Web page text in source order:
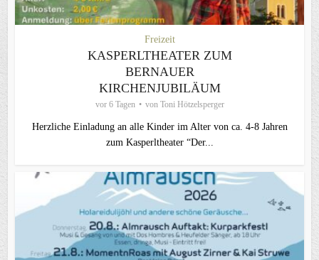
Freizeit
KASPERLTHEATER ZUM
BERNAUER
KIRCHENJUBILÄUM
vor 6 Tagen von Toni Hötzelsperger
Herzliche Einladung an alle Kinder im Alter von ca. 4-8 Jahren
zum Kasperltheater “Der...